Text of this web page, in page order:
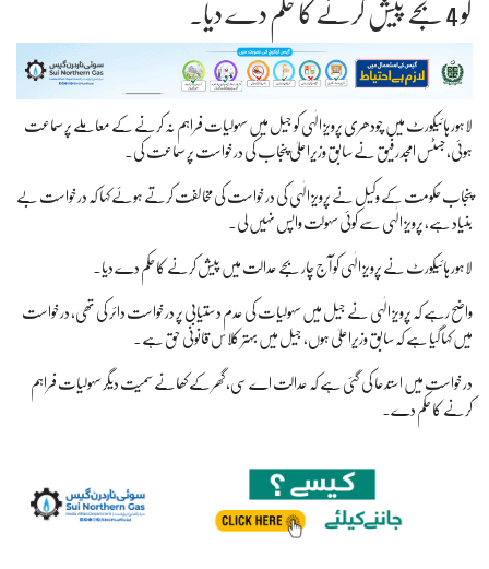
کو 4 بجے پیش کرنے کا حکم دے دیا۔
لاہور ہائیکورٹ میں چودھری پرویز الٰہی کو جیل میں سہولیات فراہم نہ کرنے کے معاملے پر سماعت
ہوئی، جسٹس امجد رفیق نے سابق وزیراعلیٰ پنجاب کی درخواست پر سماعت کی۔
پنجاب حکومت کے وکیل نے پرویز الٰہی کی درخواست کی مخالفت کرتے ہوئے کہا کہ درخواست بے
بنیاد ہے، پرویز الٰہی سے کوئی سہولت واپس نہیں لی۔
لاہور ہائیکورٹ نے پرویز الٰہی کو آج چار بجے عدالت میں پیش کرنے کا حکم دے دیا۔
واضح رہے کہ پرویز الٰہی نے جیل میں سہولیات کی عدم دستیابی پر درخواست دائر کی تھی، درخواست
میں کہا گیا ہے کہ سابق وزیراعلیٰ ہوں، جیل میں بہتر کلاس قانونی حق ہے۔
درخواست میں استدعا کی گئی ہے کہ عدالت اے سی، گھر کے کھانے سمیت دیگر سہولیات فراہم
کرنے کا حکم دے۔